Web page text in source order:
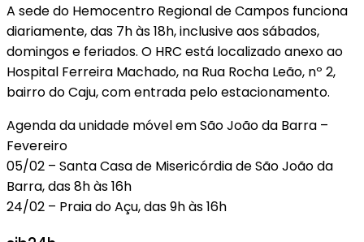
A sede do Hemocentro Regional de Campos funciona
diariamente, das 7h às 18h, inclusive aos sábados,
domingos e feriados. O HRC está localizado anexo ao
Hospital Ferreira Machado, na Rua Rocha Leão, nº 2,
bairro do Caju, com entrada pelo estacionamento.
Agenda da unidade móvel em São João da Barra –
Fevereiro
05/02 – Santa Casa de Misericórdia de São João da
Barra, das 8h às 16h
24/02 – Praia do Açu, das 9h às 16h